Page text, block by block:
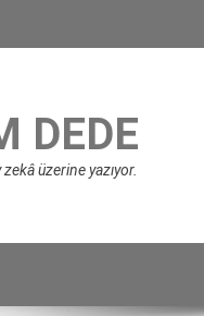
DEDE
üzerine yazıyor.